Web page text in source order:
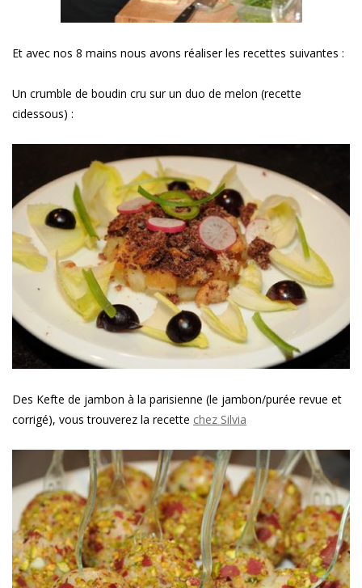
Et avec nos 8 mains nous avons réaliser les recettes suivantes :
Un crumble de boudin cru sur un duo de melon (recette
cidessous) :
Des Kefte de jambon à la parisienne (le jambon/purée revue et
corrigé), vous trouverez la recette chez Silvia